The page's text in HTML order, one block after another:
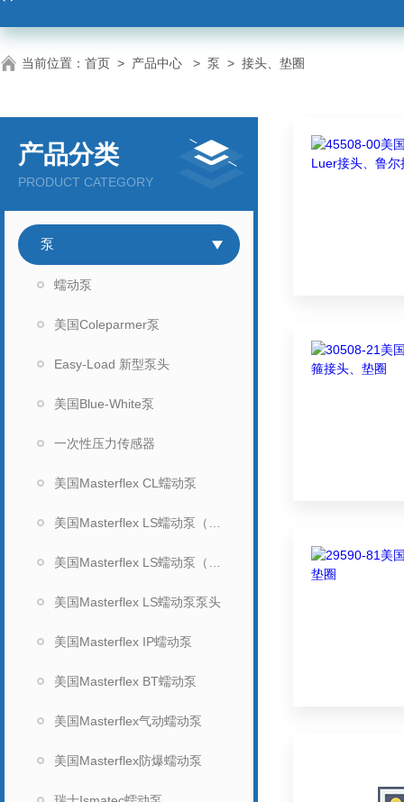
当前位置： 首页 > 产品中心 > 泵 > 接头、垫圈
产品分类
PRODUCT CATEGORY
泵
蠕动泵
美国Coleparmer泵
Easy-Load 新型泵头
美国Blue-White泵
一次性压力传感器
美国Masterflex CL蠕动泵
美国Masterflex LS蠕动泵泵头
美国Masterflex IP蠕动泵
美国Masterflex BT蠕动泵
美国Masterflex气动蠕动泵
美国Masterflex防爆蠕动泵